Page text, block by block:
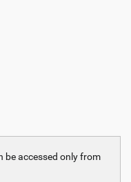
be accessed only from